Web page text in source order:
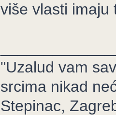
više vlasti imaju
"Uzalud vam
srcima nikad
Stepinac,